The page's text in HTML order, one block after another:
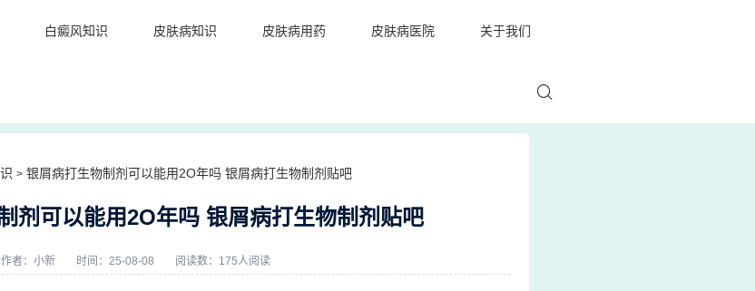
白癜风知识 皮肤病知识 皮肤病用药 皮肤病医院 关于我们
> 银屑病打生物制剂可以能用2O年吗 银屑病打生物制剂贴吧
剂可以能用2O年吗 银屑病打生物制剂贴吧
作者：小新 时间：25-08-08 阅读数：175人阅读